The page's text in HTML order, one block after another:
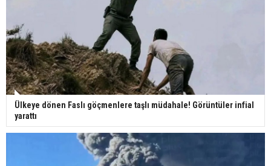
Ülkeye dönen Faslı göçmenlere taşlı müdahale! Görüntüler infial
yarattı